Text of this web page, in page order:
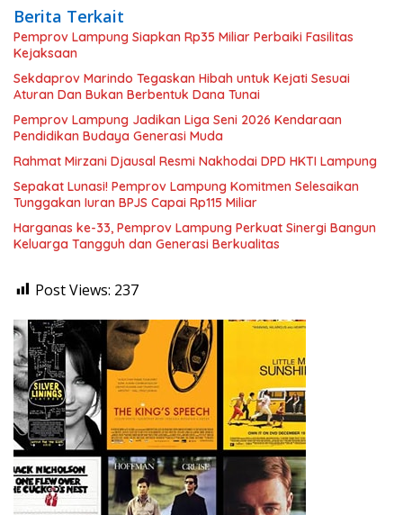
Berita Terkait
Pemprov Lampung Siapkan Rp35 Miliar Perbaiki Fasilitas
Kejaksaan
Sekdaprov Marindo Tegaskan Hibah untuk Kejati Sesuai
Aturan Dan Bukan Berbentuk Dana Tunai
Pemprov Lampung Jadikan Liga Seni 2026 Kendaraan
Pendidikan Budaya Generasi Muda
Rahmat Mirzani Djausal Resmi Nakhodai DPD HKTI Lampung
Sepakat Lunasi! Pemprov Lampung Komitmen Selesaikan
Tunggakan Iuran BPJS Capai Rp115 Miliar
Harganas ke-33, Pemprov Lampung Perkuat Sinergi Bangun
Keluarga Tangguh dan Generasi Berkualitas
Post Views: 237